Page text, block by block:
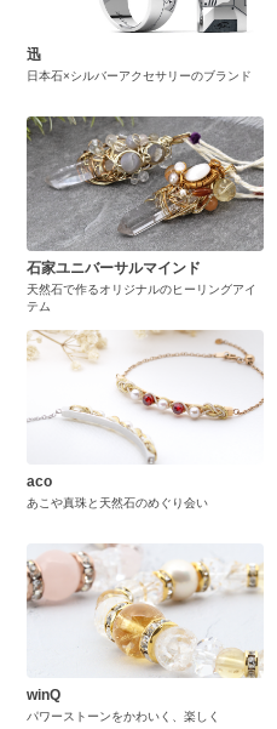
迅
日本石×シルバーアクセサリーのブランド
石家ユニバーサルマインド
天然石で作るオリジナルのヒーリングアイ
テム
aco
あこや真珠と天然石のめぐり会い
winQ
パワーストーンをかわいく、楽しく